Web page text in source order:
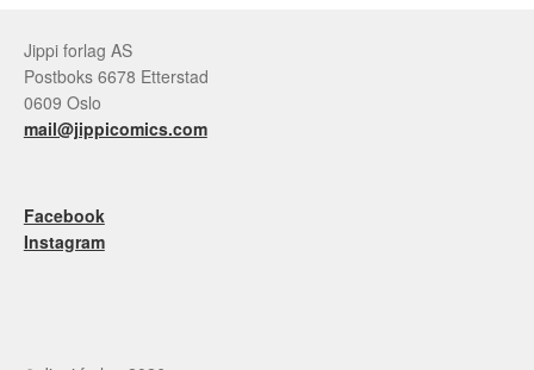
Jippi forlag AS
Postboks 6678 Etterstad
0609 Oslo
mail@jippicomics.com
Facebook
Instagram